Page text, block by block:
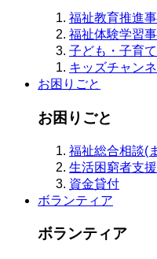
福祉教育推進
福祉体験学習
子ども・子育
キッズチャン
お困りごと
お困りごと
福祉総合相談(
生活困窮者支援
資金貸付
ボランティア
ボランティア